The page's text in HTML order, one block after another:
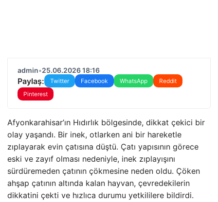
admin•25.06.2026 18:16
Paylaş: Twitter Facebook WhatsApp
Reddit
Pinterest
Afyonkarahisar’ın Hıdırlık bölgesinde, dikkat çekici bir
olay yaşandı. Bir inek, otlarken ani bir hareketle
zıplayarak evin çatısına düştü. Çatı yapısının görece
eski ve zayıf olması nedeniyle, inek zıplayışını
sürdüremeden çatının çökmesine neden oldu. Çöken
ahşap çatının altında kalan hayvan, çevredekilerin
dikkatini çekti ve hızlıca durumu yetkililere bildirdi.